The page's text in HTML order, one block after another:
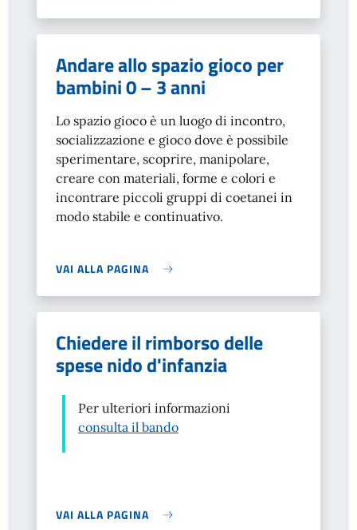
Andare allo spazio gioco per
bambini 0 – 3 anni
Lo spazio gioco è un luogo di incontro,
socializzazione e gioco dove è possibile
sperimentare, scoprire, manipolare,
creare con materiali, forme e colori e
incontrare piccoli gruppi di coetanei in
modo stabile e continuativo.
VAI ALLA PAGINA
Chiedere il rimborso delle
spese nido d'infanzia
Per ulteriori informazioni
consulta il bando
VAI ALLA PAGINA